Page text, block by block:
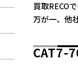
買取RECO
万が一、他
CAT7-